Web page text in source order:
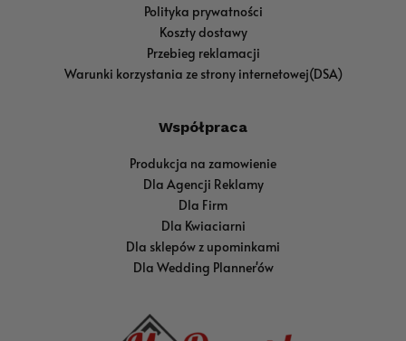
Polityka prywatności
Koszty dostawy
Przebieg reklamacji
Warunki korzystania ze strony internetowej(DSA)
Współpraca
Produkcja na zamowienie
Dla Agencji Reklamy
Dla Firm
Dla Kwiaciarni
Dla sklepów z upominkami
Dla Wedding Planner'ów